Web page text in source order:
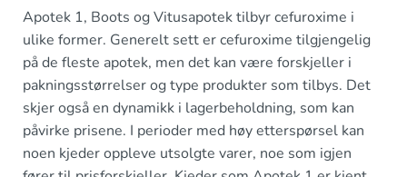
Apotek 1, Boots og Vitusapotek tilbyr cefuroxime i
ulike former. Generelt sett er cefuroxime tilgjengelig
på de fleste apotek, men det kan være forskjeller i
pakningsstørrelser og type produkter som tilbys. Det
skjer også en dynamikk i lagerbeholdning, som kan
påvirke prisene. I perioder med høy etterspørsel kan
noen kjeder oppleve utsolgte varer, noe som igjen